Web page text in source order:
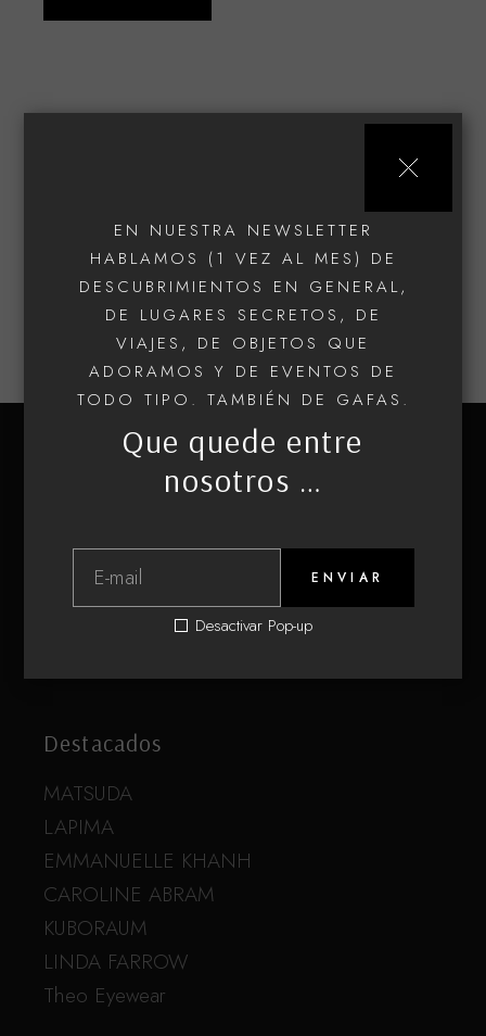
Óptica Rosal 21
Calle Rosal, 15 – 33009 Oviedo, Asturias
Destacados
MATSUDA
LAPIMA
EMMANUELLE KHANH
CAROLINE ABRAM
KUBORAUM
LINDA FARROW
Theo Eyewear
EN NUESTRA NEWSLETTER
HABLAMOS (1 VEZ AL MES) DE
DESCUBRIMIENTOS EN GENERAL,
DE LUGARES SECRETOS, DE
VIAJES, DE OBJETOS QUE
ADORAMOS Y DE EVENTOS DE
TODO TIPO. TAMBIÉN DE GAFAS.
Que quede entre
nosotros …
ENVIAR
Desactivar Pop-up